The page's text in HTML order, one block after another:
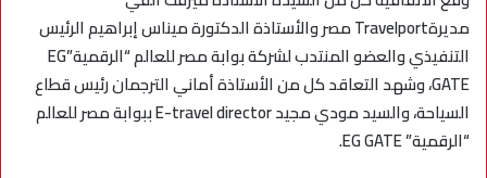
مديرةTravelportمصر والأستاذة الدكتورة ميناس إبراهيم الرئيس
التنفيذي والعضو المنتدب لشركة بوابة مصر للعالم “الرقمية”EG
GATE، وشهد التعاقد كل من الأستاذة أماني الترجمان رئيس قطاع
السياحة، والسيد مودي مجيدE-travel directorببوابة مصر للعالم
“الرقمية”EG GATE
.